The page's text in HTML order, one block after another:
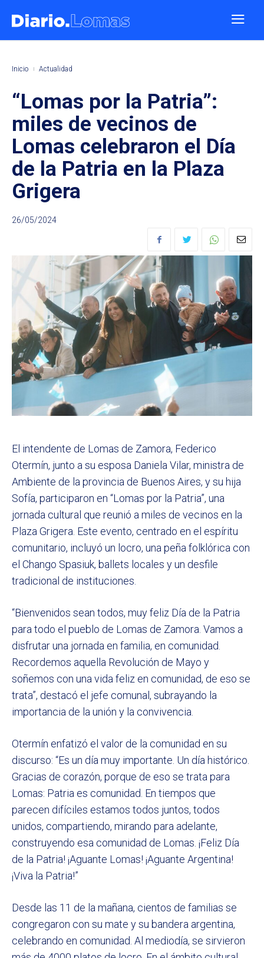
Inicio Actualidad
“Lomas por la Patria”:
miles de vecinos de
Lomas celebraron el Día
de la Patria en la Plaza
Grigera
26/05/2024
El intendente de Lomas de Zamora, Federico
Otermín, junto a su esposa Daniela Vilar, ministra de
Ambiente de la provincia de Buenos Aires, y su hija
Sofía, participaron en “Lomas por la Patria”, una
jornada cultural que reunió a miles de vecinos en la
Plaza Grigera. Este evento, centrado en el espíritu
comunitario, incluyó un locro, una peña folklórica con
el Chango Spasiuk, ballets locales y un desfile
tradicional de instituciones.
“Bienvenidos sean todos, muy feliz Día de la Patria
para todo el pueblo de Lomas de Zamora. Vamos a
disfrutar una jornada en familia, en comunidad.
Recordemos aquella Revolución de Mayo y
soñemos con una vida feliz en comunidad, de eso se
trata”, destacó el jefe comunal, subrayando la
importancia de la unión y la convivencia.
Otermín enfatizó el valor de la comunidad en su
discurso: “Es un día muy importante. Un día histórico.
Gracias de corazón, porque de eso se trata para
Lomas: Patria es comunidad. En tiempos que
parecen difíciles estamos todos juntos, todos
unidos, compartiendo, mirando para adelante,
construyendo esa comunidad de Lomas. ¡Feliz Día
de la Patria! ¡Aguante Lomas! ¡Aguante Argentina!
¡Viva la Patria!”
Desde las 11 de la mañana, cientos de familias se
congregaron con su mate y su bandera argentina,
celebrando en comunidad. Al mediodía, se sirvieron